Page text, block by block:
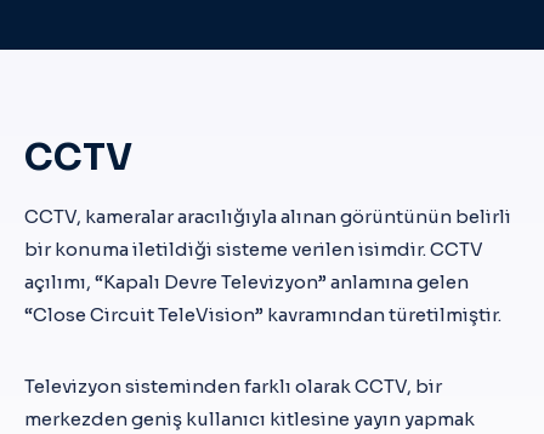
CCTV
CCTV, kameralar aracılığıyla alınan görüntünün belirli
bir konuma iletildiği sisteme verilen isimdir. CCTV
açılımı, “Kapalı Devre Televizyon” anlamına gelen
“Close Circuit TeleVision” kavramından türetilmiştir.
Televizyon sisteminden farklı olarak CCTV, bir
merkezden geniş kullanıcı kitlesine yayın yapmak